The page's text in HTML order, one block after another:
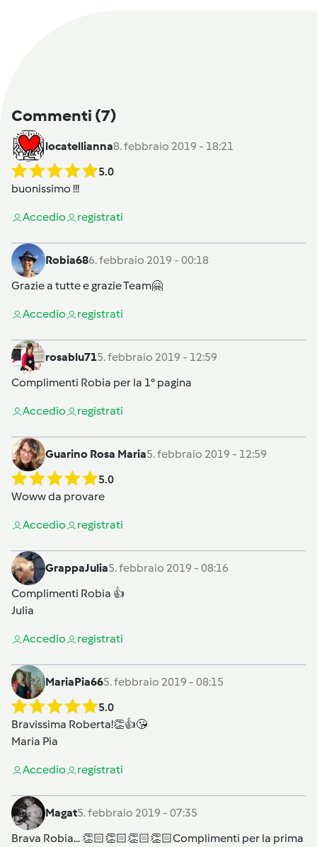
Commenti (7)
locatellianna8. febbraio 2019 - 18:21
5.0
buonissimo !!!
Accedio registrati
Robia686. febbraio 2019 - 00:18
Grazie a tutte e grazie Team🤗
Accedio registrati
rosablu715. febbraio 2019 - 12:59
Complimenti Robia per la 1° pagina
Accedio registrati
Guarino Rosa Maria5. febbraio 2019 - 12:59
5.0
Woww da provare
Accedio registrati
GrappaJulia5. febbraio 2019 - 08:16
Complimenti Robia 👍
Julia
Accedio registrati
MariaPia665. febbraio 2019 - 08:15
5.0
Bravissima Roberta!👏👍😘
Maria Pia
Accedio registrati
Magat5. febbraio 2019 - 07:35
Brava Robia... 👏🏻👏🏻👏🏻👏🏻Complimenti per la prima